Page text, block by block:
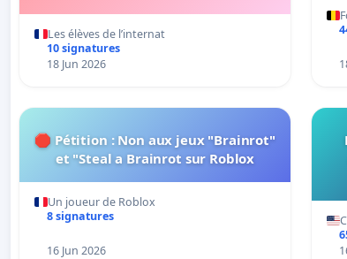
Les élèves de l’internat
10 signatures
18 Jun 2026
🛑 Pétition : Non aux jeux "Brainrot"
et "Steal a Brainrot sur Roblox
Un joueur de Roblox
8 signatures
16 Jun 2026